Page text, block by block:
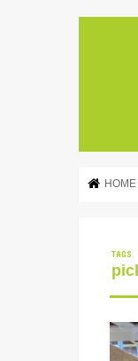
HOME